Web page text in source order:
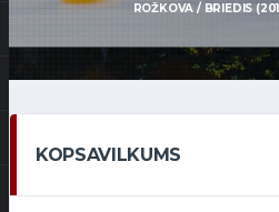
ROŽKOVA / BRIEDIS
KOPSAVILKUMS